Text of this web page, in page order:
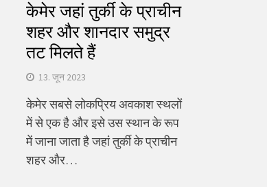
केमेर जहां तुर्की के प्राचीन
शहर और शानदार समुद्र
तट मिलते हैं
13. जून 2023
केमेर सबसे लोकप्रिय अवकाश स्थलों
में से एक है और इसे उस स्थान के रूप
में जाना जाता है जहां तुर्की के प्राचीन
शहर और…